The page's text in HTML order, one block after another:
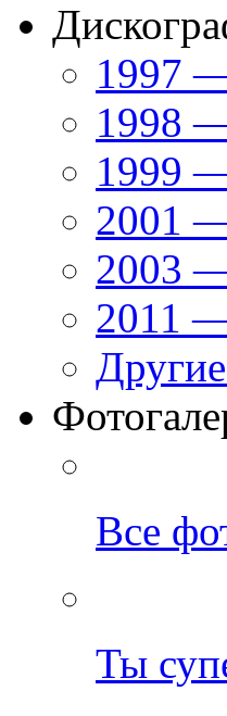
1997
1998
1999
2001
2003
2011
Все
Ты